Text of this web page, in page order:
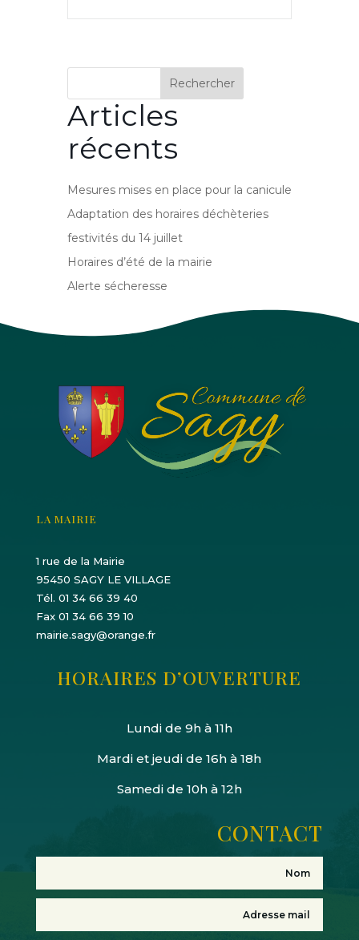
Rechercher
Articles
récents
Mesures mises en place pour la canicule
Adaptation des horaires déchèteries
festivités du 14 juillet
Horaires d’été de la mairie
Alerte sécheresse
LA MAIRIE
1 rue de la Mairie
95450 SAGY LE VILLAGE
Tél. 01 34 66 39 40
Fax 01 34 66 39 10
mairie.sagy@orange.fr
HORAIRES D’OUVERTURE
Lundi de 9h à 11h
Mardi et jeudi de 16h à 18h
Samedi de 10h à 12h
CONTACT